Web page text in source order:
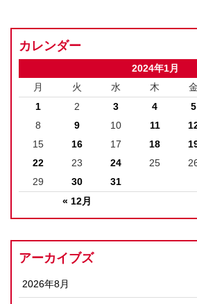
カレンダー
2024年1月
月
火 水 木 金
« 12月
1 2 3 4 5
8
9 10 11
15
16 17 18
22
23 24 25
29
30 31
アーカイブズ
2026年8月